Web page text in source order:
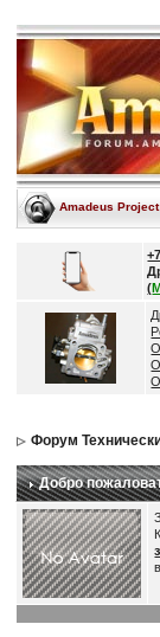
Amadeus Project
(
Форум
Добро